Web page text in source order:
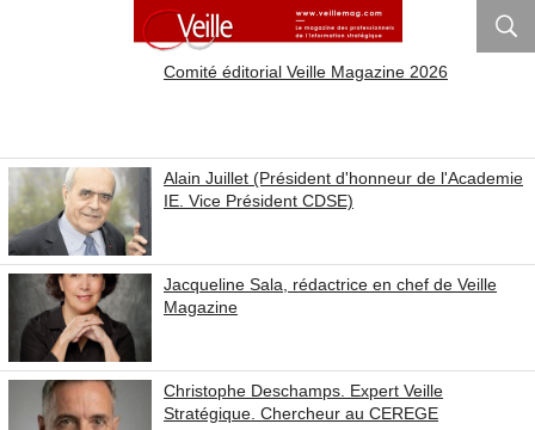
Comité éditorial Veille Magazine 2026
Alain Juillet (Président d'honneur de l'Academie
IE. Vice Président CDSE)
Jacqueline Sala, rédactrice en chef de Veille
Magazine
Christophe Deschamps. Expert Veille
Stratégique. Chercheur au CEREGE